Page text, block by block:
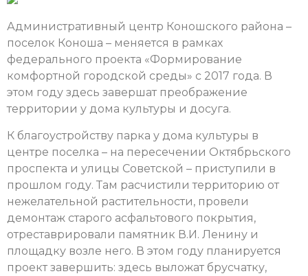
Административный центр Коношского района –
поселок Коноша – меняется в рамках
федерального проекта «Формирование
комфортной городской среды» с 2017 года. В
этом году здесь завершат преображение
территории у дома культуры и досуга.
К благоустройству парка у дома культуры в
центре поселка – на пересечении Октябрьского
проспекта и улицы Советской – приступили в
прошлом году. Там расчистили территорию от
нежелательной растительности, провели
демонтаж старого асфальтового покрытия,
отреставрировали памятник В.И. Ленину и
площадку возле него. В этом году планируется
проект завершить: здесь выложат брусчатку,